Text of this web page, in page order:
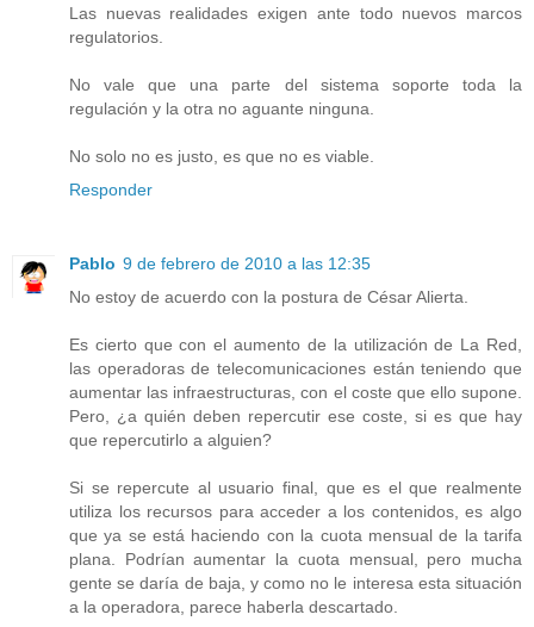
Las nuevas realidades exigen ante todo nuevos marcos
regulatorios.
No vale que una parte del sistema soporte toda la
regulación y la otra no aguante ninguna.
No solo no es justo, es que no es viable.
Responder
Pablo 9 de febrero de 2010 a las 12:35
No estoy de acuerdo con la postura de César Alierta.
Es cierto que con el aumento de la utilización de La Red,
las operadoras de telecomunicaciones están teniendo que
aumentar las infraestructuras, con el coste que ello supone.
Pero, ¿a quién deben repercutir ese coste, si es que hay
que repercutirlo a alguien?
Si se repercute al usuario final, que es el que realmente
utiliza los recursos para acceder a los contenidos, es algo
que ya se está haciendo con la cuota mensual de la tarifa
plana. Podrían aumentar la cuota mensual, pero mucha
gente se daría de baja, y como no le interesa esta situación
a la operadora, parece haberla descartado.